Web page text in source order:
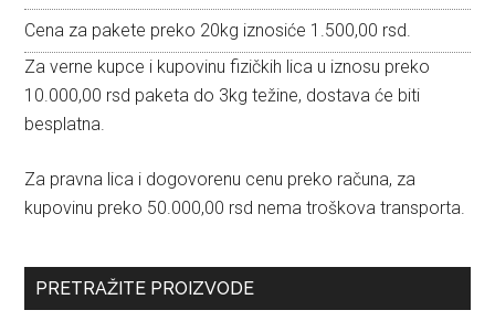
Cena za pakete preko 20kg iznosiće 1.500,00 rsd.
Za verne kupce i kupovinu fizičkih lica u iznosu preko
10.000,00 rsd paketa do 3kg težine, dostava će biti
besplatna.
Za pravna lica i dogovorenu cenu preko računa, za
kupovinu preko 50.000,00 rsd nema troškova transporta.
PRETRAŽITE PROIZVODE